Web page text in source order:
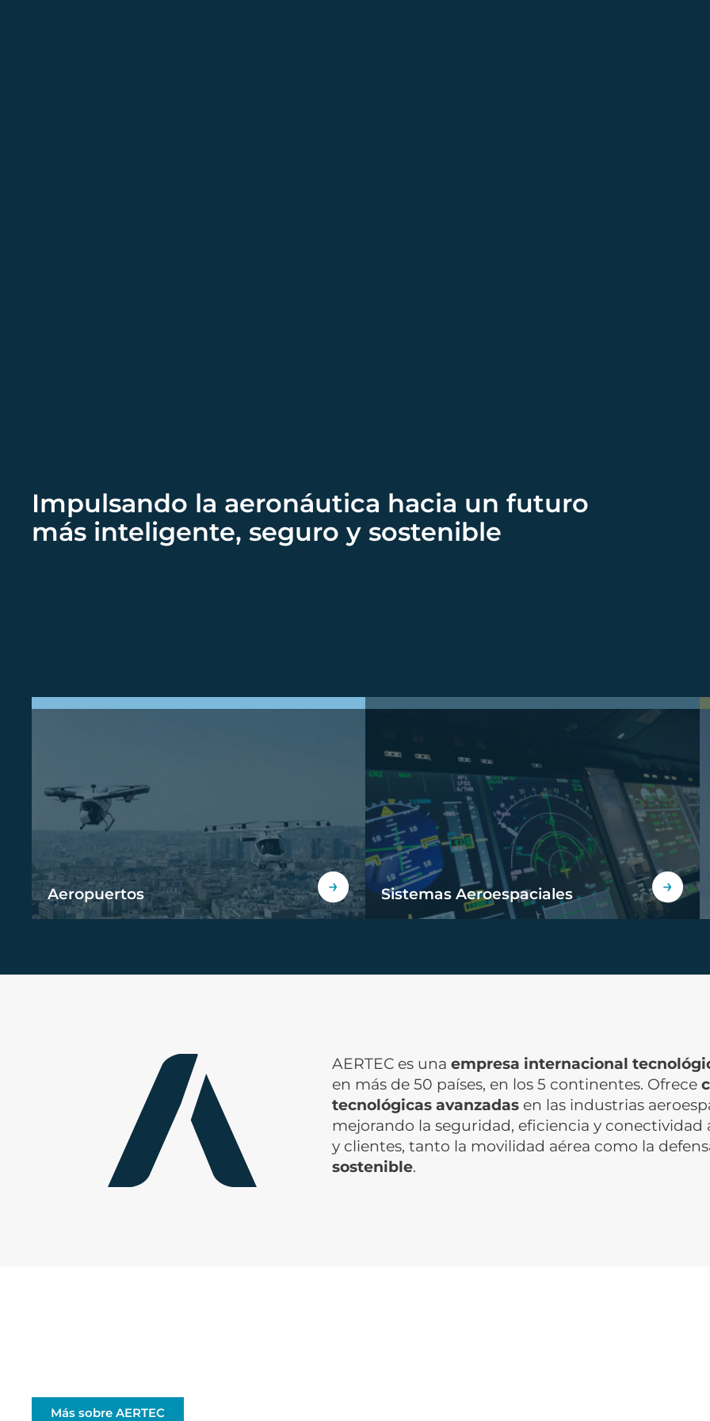
Impulsando la aeronáutica hacia un futuro
más inteligente, seguro y sostenible
Aeropuertos Sistemas Aeroespaciales
AERTEC es unaempresa internacional
en más de 50 países, en los 5 continentes. Ofrece
tecnológicas avanzadas en las industrias
mejorando la seguridad, eficiencia y conectividad
y clientes, tanto la movilidad aérea como la
sostenible.
Más sobre AERTEC